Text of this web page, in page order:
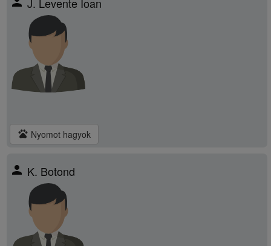
J. Levente Ioan
pets Nyomot hagyok
person K. Botond